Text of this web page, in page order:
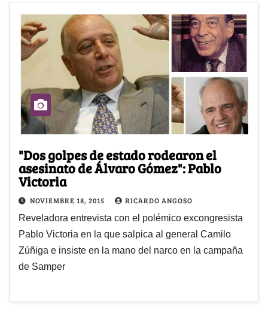
"Dos golpes de estado rodearon el
asesinato de Álvaro Gómez": Pablo
Victoria
NOVIEMBRE 18, 2015 RICARDO ANGOSO
Reveladora entrevista con el polémico excongresista
Pablo Victoria en la que salpica al general Camilo
Zúñiga e insiste en la mano del narco en la campaña
de Samper